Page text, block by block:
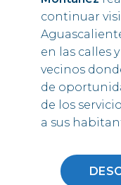
continuar
en las calles
vecinos
de
de los
a sus